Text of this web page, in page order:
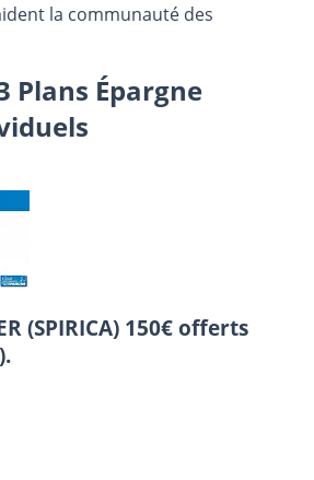
la communauté des
Plans Épargne
(SPIRICA) 150€ offerts